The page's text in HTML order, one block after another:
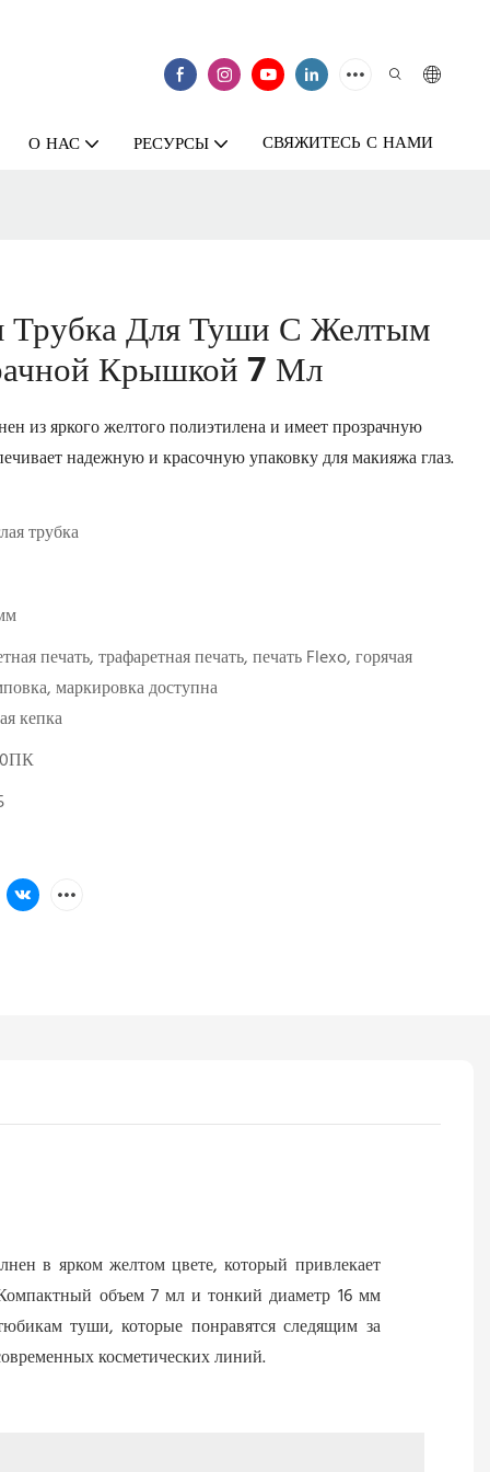
О НАС РЕСУРСЫ СВЯЖИТЕСЬ С НАМИ
Трубка Для Туши С Желтым
Крышкой 7 Мл
из яркого желтого полиэтилена и имеет прозрачную
надежную и красочную упаковку для макияжа глаз.
трубка
печать, трафаретная печать, печать Flexo, горячая
маркировка доступна
кепка
в ярком желтом цвете, который привлекает
объем 7 мл и тонкий диаметр 16 мм
туши, которые понравятся следящим за
косметических линий.